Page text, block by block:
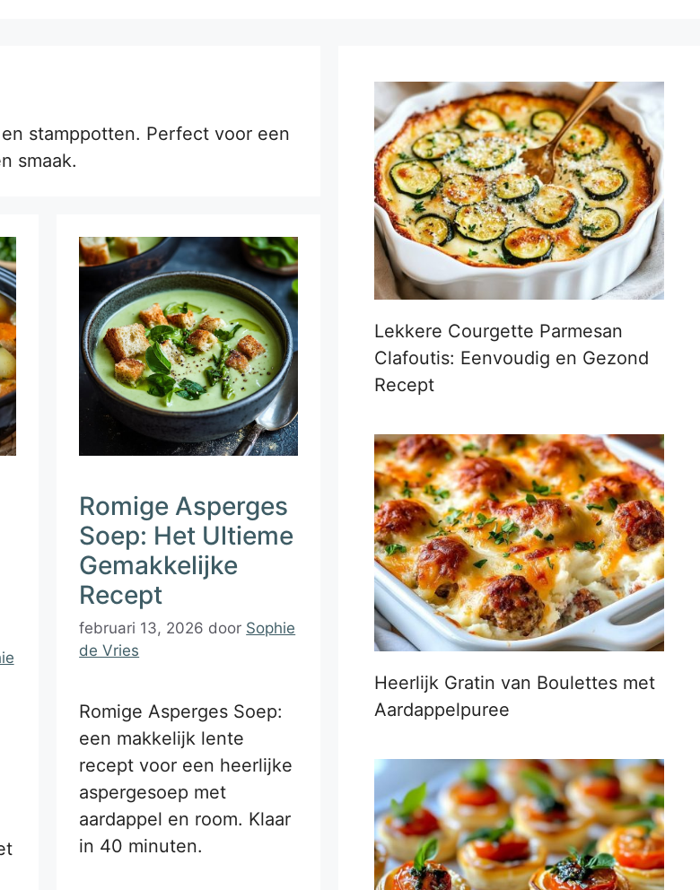
stamppotten. Perfect voor een
smaak.
Romige Asperges
Soep: Het Ultieme
Gemakkelijke
Recept
februari 13, 2026 door Sophie
de Vries
Romige Asperges Soep:
een makkelijk lente
recept voor een heerlijke
aspergesoep met
aardappel en room. Klaar
in 40 minuten.
Lekkere Courgette Parmesan
Clafoutis: Eenvoudig en Gezond
Recept
Heerlijk Gratin van Boulettes met
Aardappelpuree